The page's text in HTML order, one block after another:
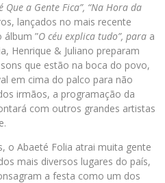
Que a Gente Fica”, “Na Hora da
lançados no mais recente
álbum ”O céu explica tudo”, para a
Henrique & Juliano preparam
que estão na boca do povo,
em cima do palco para não
irmãos, a programação da
com outros grandes artistas
o Abaeté Folia atrai muita gente
mais diversos lugares do país,
a festa como um dos